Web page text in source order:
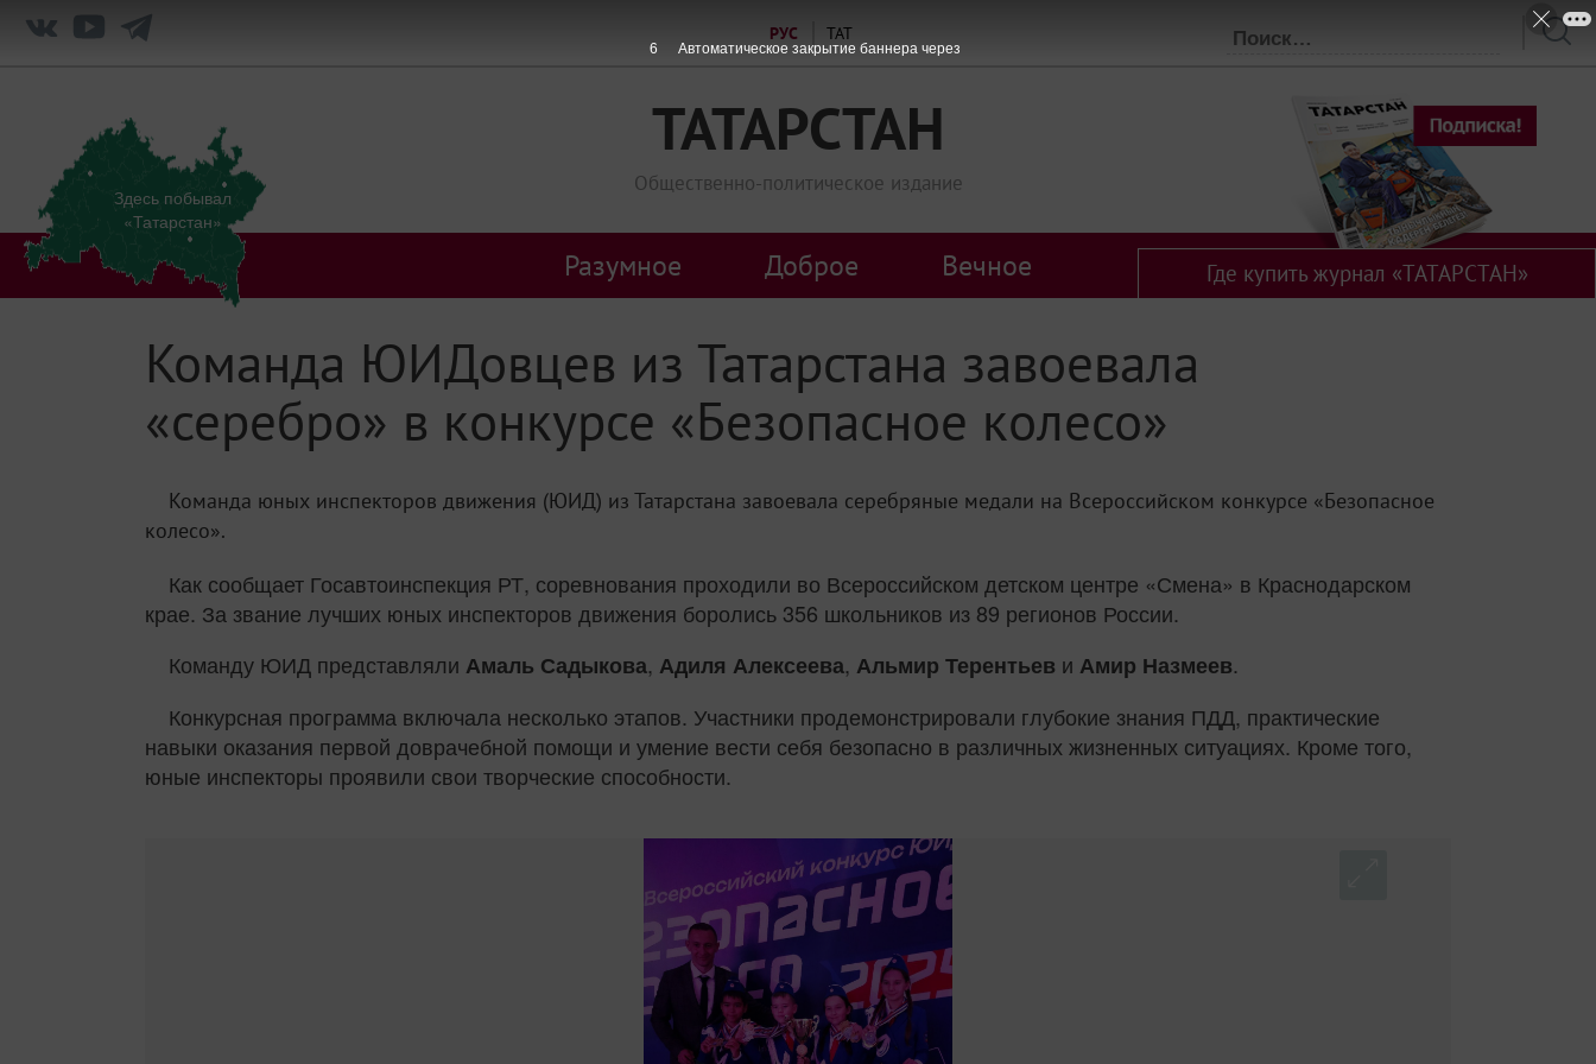
РУС ТАТ
ТАТАРСТАН
Общественно-политическое издание
Здесь побывал
«Татарстан»
Разумное Доброе Вечное Где купить журнал «ТАТАРСТАН»
Команда ЮИДовцев из Татарстана завоевала
«серебро» в конкурсе «Безопасное колесо»
Команда юных инспекторов движения (ЮИД) из Татарстана завоевала серебряные медали на Всероссийском конкурсе «Безопасное
колесо».
Как сообщает Госавтоинспекция РТ, соревнования проходили во Всероссийском детском центре «Смена» в Краснодарском
крае. За звание лучших юных инспекторов движения боролись 356 школьников из 89 регионов России.
Команду ЮИД представляли Амаль Садыкова, Адиля Алексеева, Альмир Терентьев и Амир Назмеев.
Конкурсная программа включала несколько этапов. Участники продемонстрировали глубокие знания ПДД, практические
навыки оказания первой доврачебной помощи и умение вести себя безопасно в различных жизненных ситуациях. Кроме того,
юные инспекторы проявили свои творческие способности.
6 Автоматическое закрытие баннера через